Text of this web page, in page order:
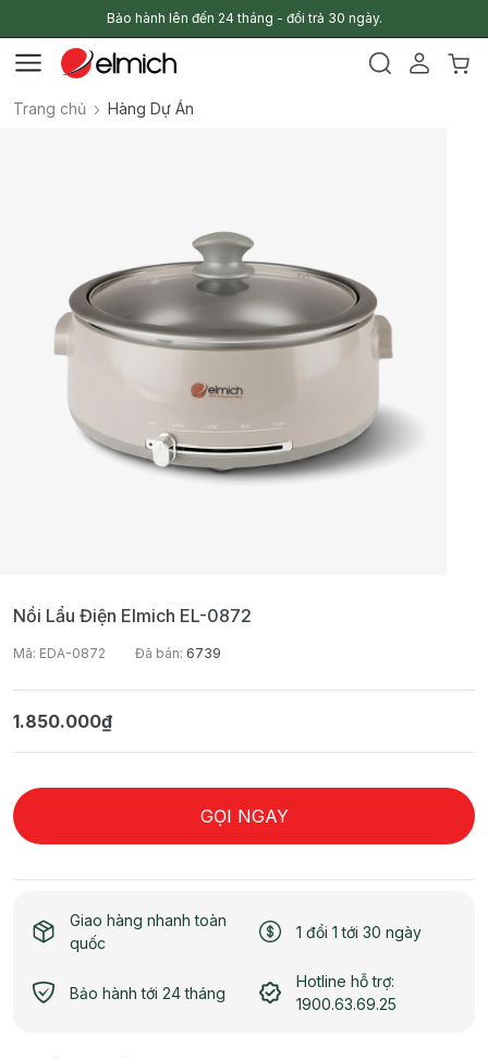
Bảo hành lên đến 24 tháng - đổi trả 30 ngày.
Trang chủ Hàng Dự Án
Nồi Lẩu Điện Elmich EL-0872
Mã: EDA-0872 Đã bán: 6739
1.850.000₫
GỌI NGAY
Giao hàng nhanh toàn
quốc
1 đổi 1 tới 30 ngày
Bảo hành tới 24 tháng
Hotline hỗ trợ:
1900.63.69.25